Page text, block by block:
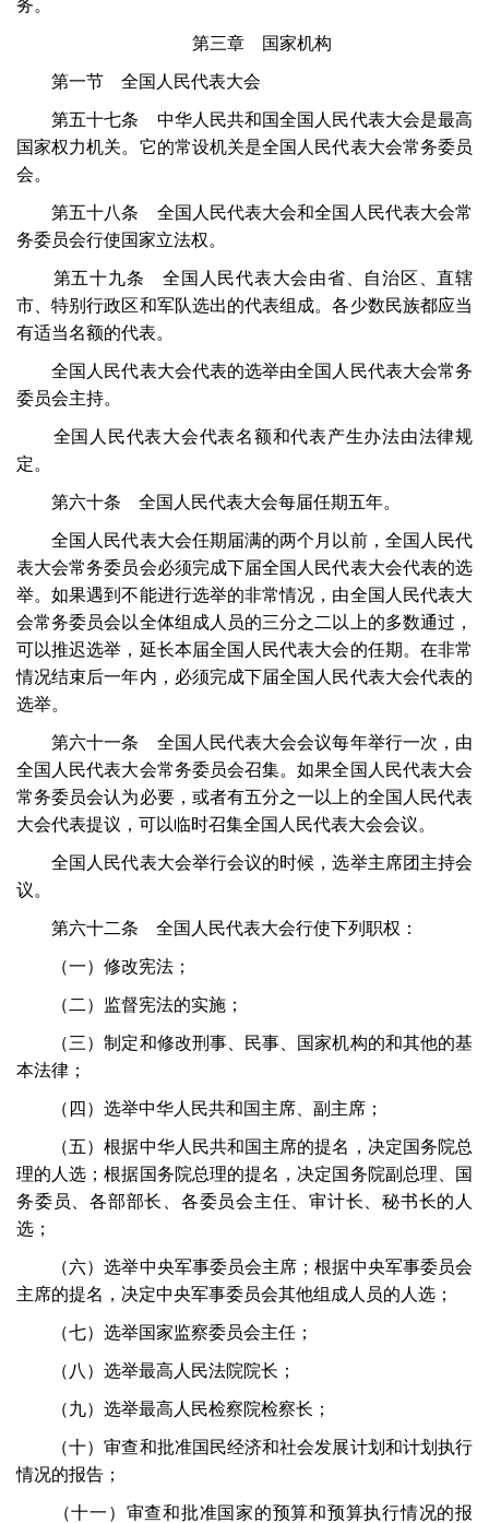
务。
第三章 国家机构
第一节 全国人民代表大会
第五十七条 中华人民共和国全国人民代表大会是最高
国家权力机关。它的常设机关是全国人民代表大会常务委员
会。
第五十八条 全国人民代表大会和全国人民代表大会常
务委员会行使国家立法权。
第五十九条 全国人民代表大会由省、自治区、直辖
市、特别行政区和军队选出的代表组成。各少数民族都应当
有适当名额的代表。
全国人民代表大会代表的选举由全国人民代表大会常务
委员会主持。
全国人民代表大会代表名额和代表产生办法由法律规
定。
第六十条 全国人民代表大会每届任期五年。
全国人民代表大会任期届满的两个月以前，全国人民代
表大会常务委员会必须完成下届全国人民代表大会代表的选
举。如果遇到不能进行选举的非常情况，由全国人民代表大
会常务委员会以全体组成人员的三分之二以上的多数通过，
可以推迟选举，延长本届全国人民代表大会的任期。在非常
情况结束后一年内，必须完成下届全国人民代表大会代表的
选举。
第六十一条 全国人民代表大会会议每年举行一次，由
全国人民代表大会常务委员会召集。如果全国人民代表大会
常务委员会认为必要，或者有五分之一以上的全国人民代表
大会代表提议，可以临时召集全国人民代表大会会议。
全国人民代表大会举行会议的时候，选举主席团主持会
议。
第六十二条 全国人民代表大会行使下列职权：
（一）修改宪法；
（二）监督宪法的实施；
（三）制定和修改刑事、民事、国家机构的和其他的基
本法律；
（四）选举中华人民共和国主席、副主席；
（五）根据中华人民共和国主席的提名，决定国务院总
理的人选；根据国务院总理的提名，决定国务院副总理、国
务委员、各部部长、各委员会主任、审计长、秘书长的人
选；
（六）选举中央军事委员会主席；根据中央军事委员会
主席的提名，决定中央军事委员会其他组成人员的人选；
（七）选举国家监察委员会主任；
（八）选举最高人民法院院长；
（九）选举最高人民检察院检察长；
（十）审查和批准国民经济和社会发展计划和计划执行
情况的报告；
（十一）审查和批准国家的预算和预算执行情况的报